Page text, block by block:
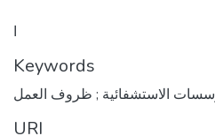
ا
Keywords
الاستشفائية ; ظروف العمل
URI